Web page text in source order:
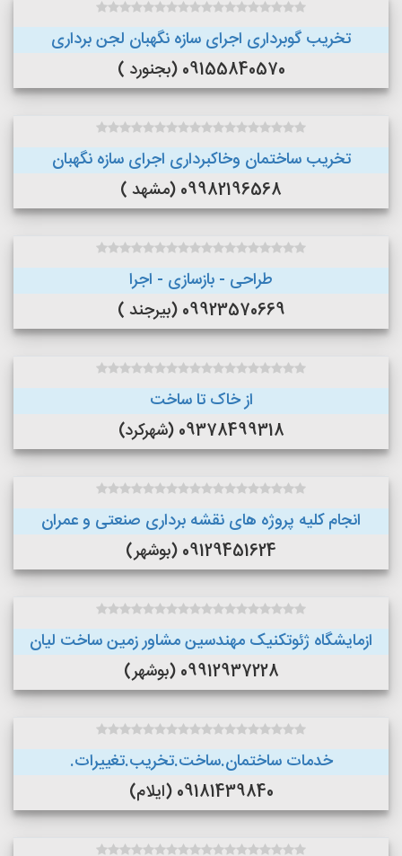
تخریب گوبرداری اجرای سازه نگهبان لجن برداری
09155840570 (بجنورد )
تخریب ساختمان وخاکبرداری اجرای سازه نگهبان
09982196568 (مشهد )
طراحی - بازسازی - اجرا
09923570669 (بیرجند )
از خاک تا ساخت
09378499318 (شهرکرد)
انجام کلیه پروژه های نقشه برداری صنعتی و عمران
09129451624 (بوشهر)
ازمایشگاه ژئوتکنیک مهندسین مشاور زمین ساخت لیان
09912937228 (بوشهر)
خدمات ساختمان.ساخت.تخریب.تغییرات.
09181439840 (ایلام)